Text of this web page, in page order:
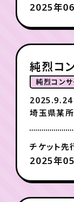
2025年
純烈コ
純烈コンサ
2025.9.24
埼玉県某所
チケット先
2025年